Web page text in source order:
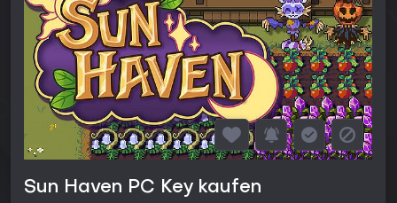
Sun Haven PC Key kaufen